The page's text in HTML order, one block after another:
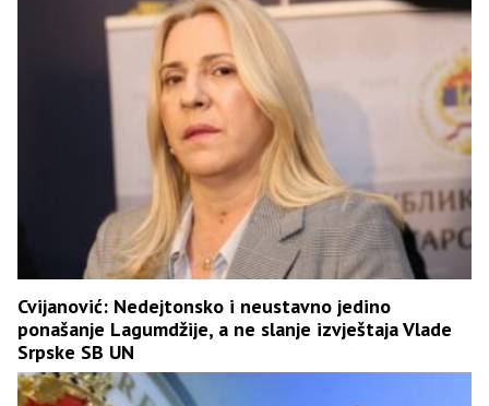
Cvijanović: Nedejtonsko i neustavno jedino
ponašanje Lagumdžije, a ne slanje izvještaja Vlade
Srpske SB UN